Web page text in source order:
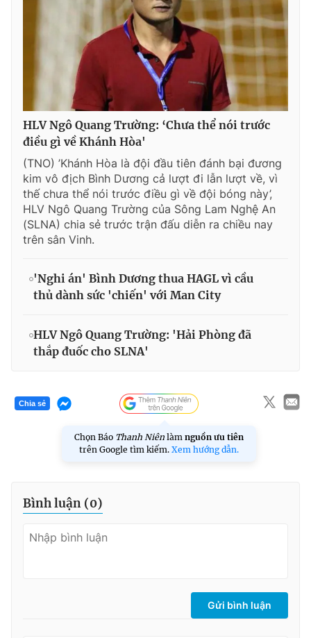
HLV Ngô Quang Trường: ‘Chưa thể nói trước
điều gì về Khánh Hòa'
(TNO) ’Khánh Hòa là đội đầu tiên đánh bại đương
kim vô địch Bình Dương cả lượt đi lẫn lượt về, vì
thế chưa thể nói trước điều gì về đội bóng này’,
HLV Ngô Quang Trường của Sông Lam Nghệ An
(SLNA) chia sẻ trước trận đấu diễn ra chiều nay
trên sân Vinh.
'Nghi án' Bình Dương thua HAGL vì cầu
thủ dành sức 'chiến' với Man City
HLV Ngô Quang Trường: 'Hải Phòng đã
thắp đuốc cho SLNA'
Chia sẻ
Chọn Báo Thanh Niên làm nguồn ưu tiên
trên Google tìm kiếm. Xem hướng dẫn.
Bình luận (0)
Gửi bình luận